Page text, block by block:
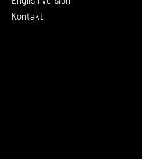
Kontakt